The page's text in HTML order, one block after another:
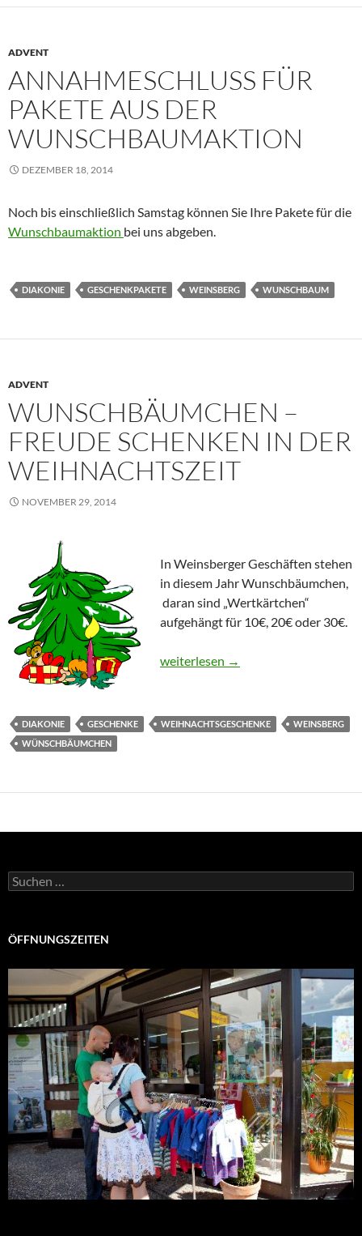
ADVENT
ANNAHMESCHLUSS FÜR P
AKETE AUS DER W
UNSCHBAUMAKTION
DEZEMBER 18, 2014
Noch bis einschließlich Samstag können Sie Ihre Pakete für die
Wunschbaumaktion bei uns abgeben.
DIAKONIE GESCHENKPAKETE WEINSBERG WUNSCHBAUM
ADVENT
WUNSCHBÄUMCHEN –
FREUDE SCHENKEN IN DER
WEIHNACHTSZEIT
NOVEMBER 29, 2014
In Weinsberger Geschäften stehen
in diesem Jahr Wunschbäumchen,
daran sind „Wertkärtchen“
aufgehängt für 10€, 20€ oder 30€.
Wunschbäumchen – Freude
weiterlesen →
DIAKONIE GESCHENKE WEIHNACHTSGESCHENKE
WEINSBERG
WÜNSCHBÄUMCHEN
Suchen
nach:
ÖFFNUNGSZEITEN